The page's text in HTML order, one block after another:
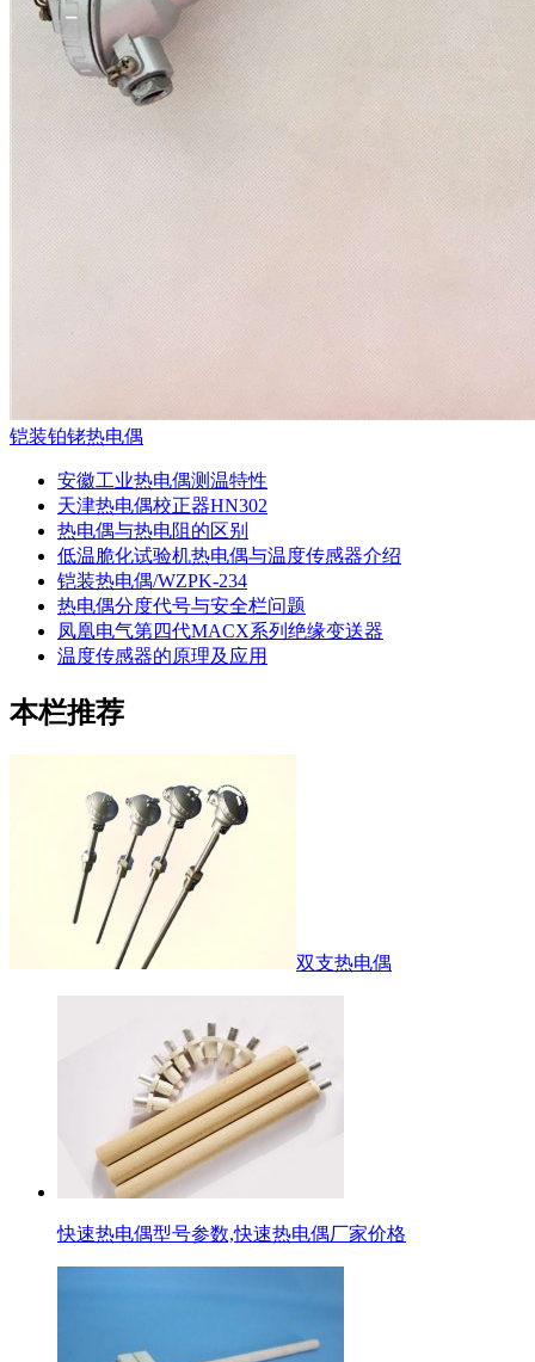
铠装铂铑热电偶
安徽工业热电偶测温特性
天津热电偶校正器HN302
热电偶与热电阻的区别
低温脆化试验机热电偶与温度传感器介绍
铠装热电偶/WZPK-234
热电偶分度代号与安全栏问题
凤凰电气第四代MACX系列绝缘变送器
温度传感器的原理及应用
本栏推荐
双支热电偶
快速热电偶型号参数,快速热电偶厂家价格